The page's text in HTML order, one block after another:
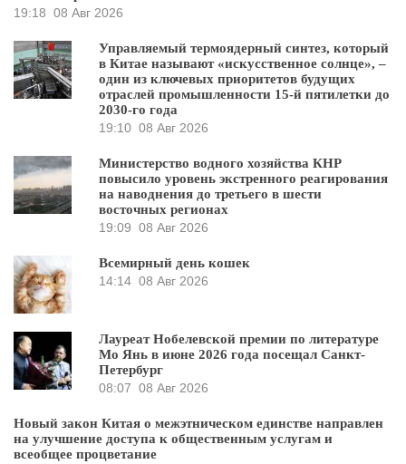
19:18 08 Авг 2026
Управляемый термоядерный синтез, который
в Китае называют «искусственное солнце», –
один из ключевых приоритетов будущих
отраслей промышленности 15-й пятилетки до
2030-го года
19:10 08 Авг 2026
Министерство водного хозяйства КНР
повысило уровень экстренного реагирования
на наводнения до третьего в шести
восточных регионах
19:09 08 Авг 2026
Всемирный день кошек
14:14 08 Авг 2026
Лауреат Нобелевской премии по литературе
Мо Янь в июне 2026 года посещал Санкт-
Петербург
08:07 08 Авг 2026
Новый закон Китая о межэтническом единстве направлен
на улучшение доступа к общественным услугам и
всеобщее процветание